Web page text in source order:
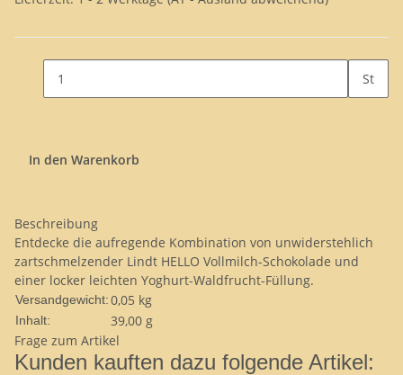
St
In den Warenkorb
Beschreibung
Entdecke die aufregende Kombination von unwiderstehlich
zartschmelzender Lindt HELLO Vollmilch-Schokolade und
einer locker leichten Yoghurt-Waldfrucht-Füllung.
Versandgewicht:0,05 kg
Inhalt:
39,00 g
Frage zum Artikel
Kunden kauften dazu folgende Artikel: